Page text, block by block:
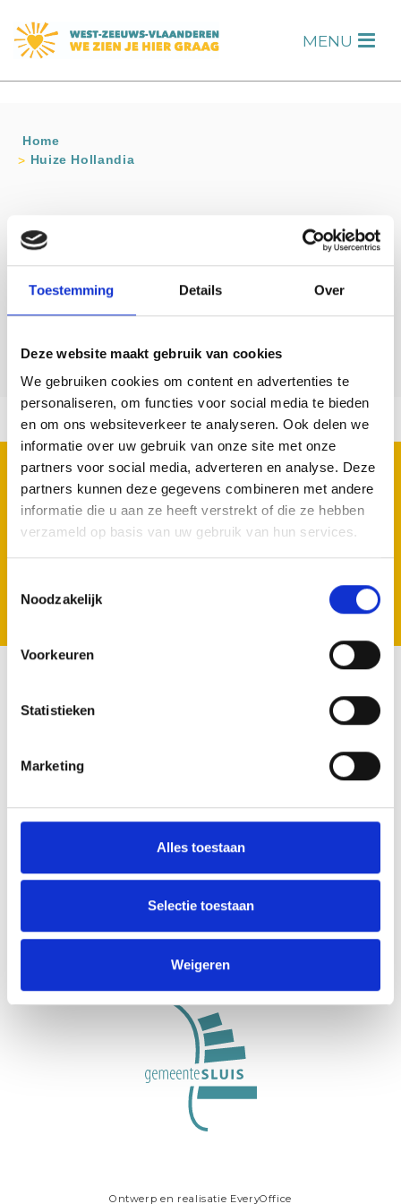
Toestemming Details Over
Deze website maakt gebruik van cookies
We gebruiken cookies om content en advertenties te
personaliseren, om functies voor social media te bieden
en om ons websiteverkeer te analyseren. Ook delen we
informatie over uw gebruik van onze site met onze
partners voor social media, adverteren en analyse. Deze
partners kunnen deze gegevens combineren met andere
informatie die u aan ze heeft verstrekt of die ze hebben
verzameld op basis van uw gebruik van hun services.
Noodzakelijk
Voorkeuren
Statistieken
Marketing
Alles toestaan
Selectie toestaan
Weigeren
MENU H
Home
Huize Hollandia
Contact info
Huize Hollandia
Kaai 30 SLUIS
REGISTRIEREN SIE SICH FÜR UNSERE
NEWSLETTER
Geen zorgen we spammen niet.
Stichting Gastvrij Zeeuws-Vlaanderen, einer
organisation für regionale Werbung und
Gastfreundschaft in der Gemeinde Sluis.
Ontwerp en realisatie EveryOffice